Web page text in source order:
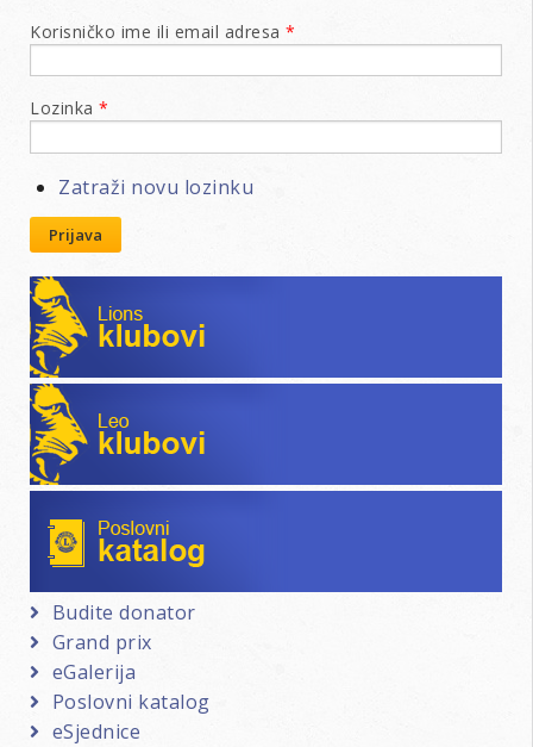
Korisničko ime ili email adresa *
Lozinka *
Zatraži novu lozinku
Prijava
Lions klubovi
Leo klubovi
Budite donator
Grand prix
eGalerija
Poslovni katalog
eSjednice